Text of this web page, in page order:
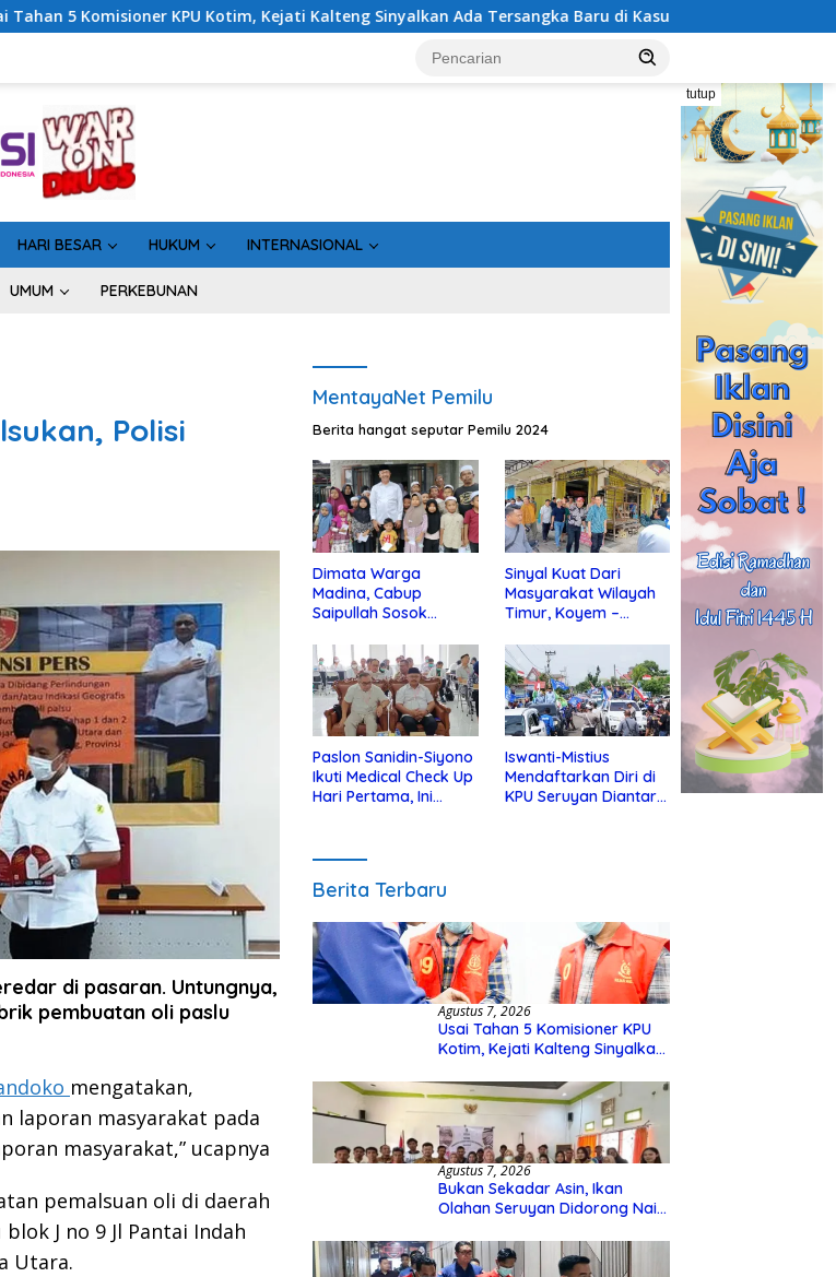
Kotim, Kejati Kalteng Sinyalkan Ada Tersangka Baru di Kasus Hibah Rp40 Miliar
tutup
HARI BESAR HUKUM INTERNASIONAL
UMUM PERKEBUNAN
Polisi
di pasaran. Untungnya,
pembuatan oli paslu
mengatakan,
laporan masyarakat pada
masyarakat,” ucapnya
pemalsuan oli di daerah
J no 9 Jl Pantai Indah
Utara.
MentayaNet Pemilu
Berita hangat seputar Pemilu 2024
Dimata Warga
Madina, Cabup
Saipullah Sosok
Anak Yatim
Sinyal Kuat Dari
Masyarakat Wilayah
Timur, Koyem –
di Kotim
Paslon Sanidin-Siyono
Ikuti Medical Check Up
Hari Pertama, Ini
Iswanti-Mistius
Mendaftarkan Diri di
KPU Seruyan Diantar
Berita Terbaru
Agustus 7, 2026
Usai Tahan 5 Komisioner KPU
Kotim, Kejati Kalteng Sinyalkan
Hibah Rp40 Miliar
Agustus 7, 2026
Bukan Sekadar Asin, Ikan
Olahan Seruyan Didorong Naik